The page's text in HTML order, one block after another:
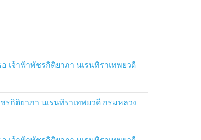
เจ้าฟ้าพัชรกิติยาภา นเรนทิราเทพยวดี
รกิติยาภา นเรนทิราเทพยวดี กรมหลวง